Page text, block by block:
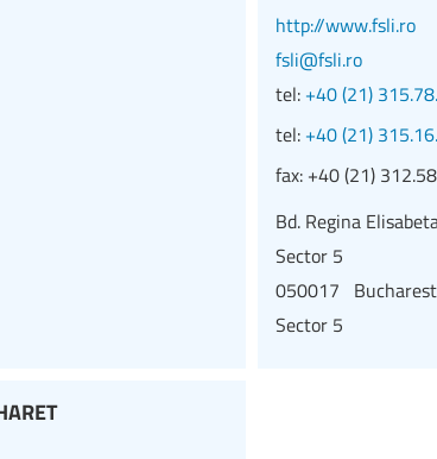
http://www.fsli.ro
fsli@fsli.ro
tel: +40 (21)
tel: +40 (21)
fax: +40 (21)
Bd. Regina
Sector 5
050017 Bucharest
Sector 5